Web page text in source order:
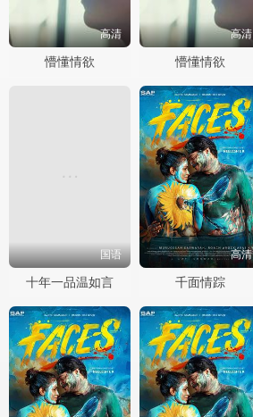
高清
懵懂情欲
高清
懵懂情欲
国语
十年一品温如言
高清
千面情踪